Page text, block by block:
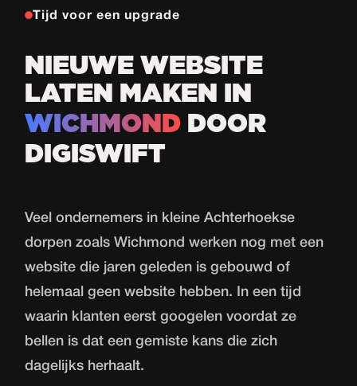
Tijd voor een upgrade
NIEUWE WEBSITE
LATEN MAKEN IN
WICHMOND DOOR
DIGISWIFT
Veel ondernemers in kleine Achterhoekse
dorpen zoals Wichmond werken nog met een
website die jaren geleden is gebouwd of
helemaal geen website hebben. In een tijd
waarin klanten eerst googelen voordat ze
bellen is dat een gemiste kans die zich
dagelijks herhaalt.